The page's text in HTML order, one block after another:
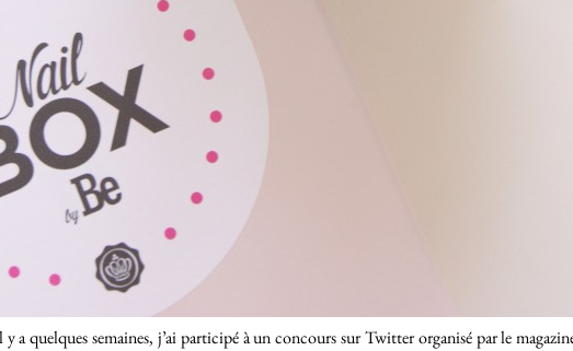
a quelques semaines, j’ai participé à un concours sur Twitter organisé par le